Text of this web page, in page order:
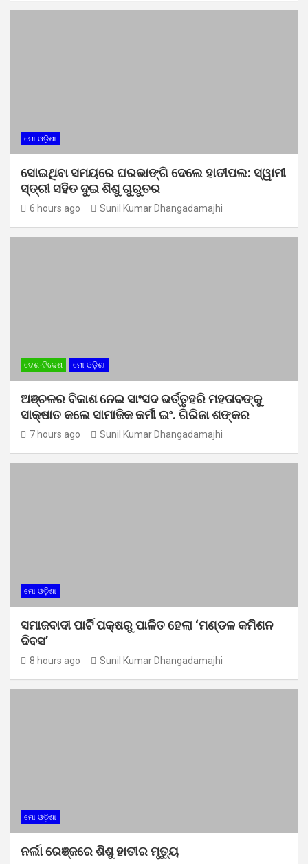
ମୋ ଓଡ଼ିଶା
ସୋଇଥିବା ସମୟରେ ଘରଭାଙ୍ଗି ଦେଲେ ହାତୀପଲ: ସ୍ୱାମୀ
ସ୍ତ୍ରୀ ସହିତ ଦୁଇ ଶିଶୁ ଗୁରୁତର
6 hours ago Sunil Kumar Dhangadamajhi
ଦେଶ-ବିଦେଶ ମୋ ଓଡ଼ିଶା
ଅଞ୍ଚଳର ବିକାଶ ନେଇ ସାଂସଦ ଭର୍ତ୍ତୃହରି ମହତାବଙ୍କୁ
ସାକ୍ଷାତ କଲେ ସାମାଜିକ କର୍ମୀ ଇଂ. ଗିରିଜା ଶଙ୍କର
7 hours ago Sunil Kumar Dhangadamajhi
ମୋ ଓଡ଼ିଶା
ସମାଜବାଦୀ ପାର୍ଟି ପକ୍ଷରୁ ପାଳିତ ହେଲା ‘ମଣ୍ଡଳ କମିଶନ
ଦିବସ’
8 hours ago Sunil Kumar Dhangadamajhi
ମୋ ଓଡ଼ିଶା
ନର୍ଲା ରେଞ୍ଜରେ ଶିଶୁ ହାତୀର ମୃତ୍ୟୁ